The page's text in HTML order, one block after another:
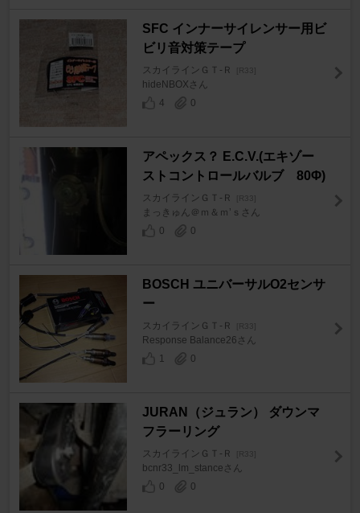
SFC インナーサイレンサー用ビ
ビリ音対策テープ
スカイラインＧＴ‐Ｒ [R33]
hideNBOXさん
4
0
アペックス？ E.C.V.(エキゾー
ストコントロールバルブ 80Φ)
スカイラインＧＴ‐Ｒ [R33]
まっきゅん＠ｍ＆ｍ’ｓさん
0
0
BOSCH ユニバーサルO2センサ
ー
スカイラインＧＴ‐Ｒ [R33]
Response Balance26さん
1
0
JURAN（ジュラン） ダウンマ
フラーリング
スカイラインＧＴ‐Ｒ [R33]
bcnr33_lm_stanceさん
0
0